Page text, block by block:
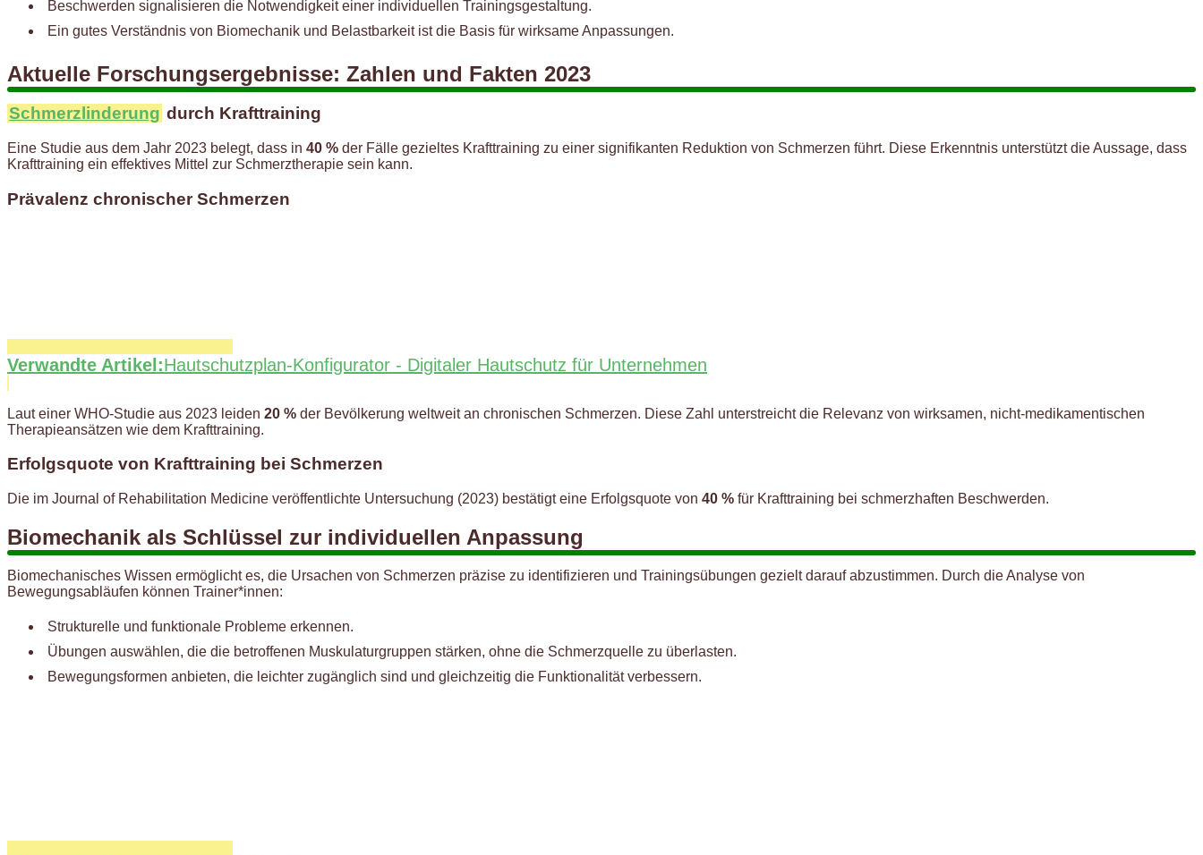
Beschwerden signalisieren die Notwendigkeit einer individuellen Trainingsgestaltung.
Ein gutes Verständnis von Biomechanik und Belastbarkeit ist die Basis für wirksame Anpassungen.
Aktuelle Forschungsergebnisse: Zahlen und Fakten 2023
Schmerzlinderung durch Krafttraining
Eine Studie aus dem Jahr 2023 belegt, dass in 40 % der Fälle gezieltes Krafttraining zu einer signifikanten Reduktion von Schmerzen führt. Diese Erkenntnis unterstützt die Aussage, dass
Krafttraining ein effektives Mittel zur Schmerztherapie sein kann.
Prävalenz chronischer Schmerzen
Verwandte Artikel:Hautschutzplan-Konfigurator - Digitaler Hautschutz für Unternehmen
Laut einer WHO-Studie aus 2023 leiden 20 % der Bevölkerung weltweit an chronischen Schmerzen. Diese Zahl unterstreicht die Relevanz von wirksamen, nicht-medikamentischen
Therapieansätzen wie dem Krafttraining.
Erfolgsquote von Krafttraining bei Schmerzen
Die im Journal of Rehabilitation Medicine veröffentlichte Untersuchung (2023) bestätigt eine Erfolgsquote von 40 % für Krafttraining bei schmerzhaften Beschwerden.
Biomechanik als Schlüssel zur individuellen Anpassung
Biomechanisches Wissen ermöglicht es, die Ursachen von Schmerzen präzise zu identifizieren und Trainingsübungen gezielt darauf abzustimmen. Durch die Analyse von
Bewegungsabläufen können Trainer*innen:
Strukturelle und funktionale Probleme erkennen.
Übungen auswählen, die die betroffenen Muskulaturgruppen stärken, ohne die Schmerzquelle zu überlasten.
Bewegungsformen anbieten, die leichter zugänglich sind und gleichzeitig die Funktionalität verbessern.